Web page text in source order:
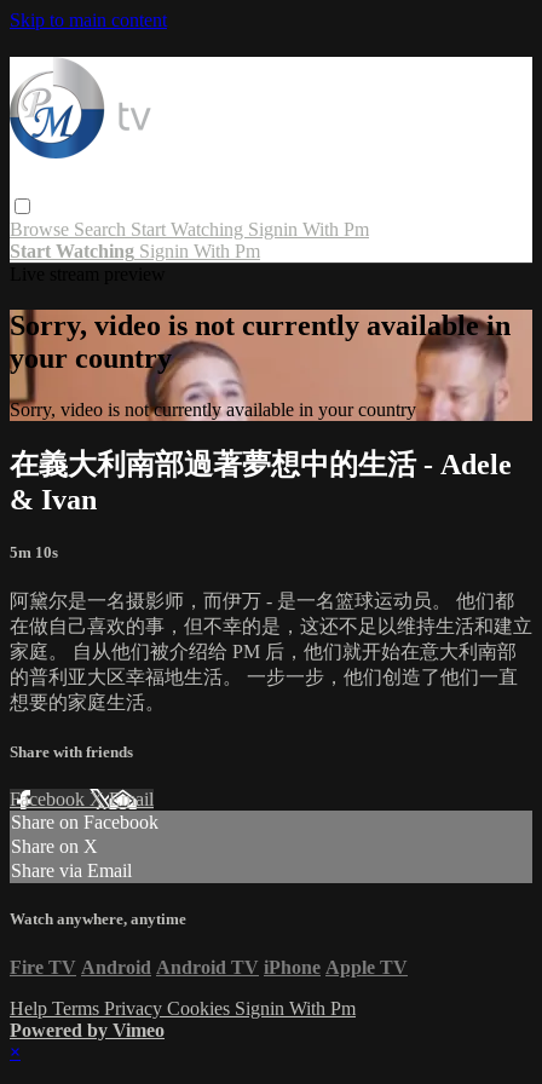
Skip to main content
Browse Search Start Watching Signin With Pm
Start Watching Signin With Pm
Sorry, video is not currently available in
your country
Sorry, video is not currently available in your country
在義大利南部過著夢想中的生活 - Adele
& Ivan
5m 10s
阿黛尔是一名摄影师，而伊万 - 是一名篮球运动员。 他们都
在做自己喜欢的事，但不幸的是，这还不足以维持生活和建立
家庭。 自从他们被介绍给 PM 后，他们就开始在意大利南部
的普利亚大区幸福地生活。 一步一步，他们创造了他们一直
想要的家庭生活。
Share with friends
Facebook XEmail
Share on Facebook
Share on X
Share via Email
Watch anywhere, anytime
Fire TV Android Android TV iPhone Apple TV
Help Terms Privacy Cookies Signin With Pm
Powered by Vimeo
×